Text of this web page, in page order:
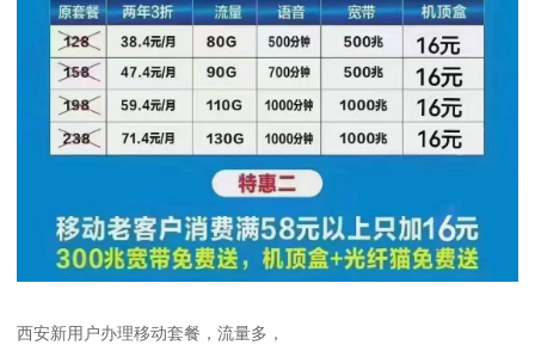
西安新用户办理移动套餐，流量多，